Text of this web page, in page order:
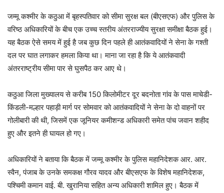
जम्मू कश्मीर के कठुआ में बृहस्पतिवार को सीमा सुरक्ष बल (बीएसएफ) और पुलिस के
वरिष्ठ अधिकारियों के बीच एक उच्च स्तरीय अंतरराज्यीय सुरक्षा समीक्षा बैठक हुई।
यह बैठक ऐसे समय में हुई है जब कुछ दिन पहले ही आतंकवादियों ने सेना के गश्ती
दल पर घात लगाकर हमला किया था। माना जा रहा है कि ये आतंकवादी
अंतरराष्ट्रीय सीमा पार से घुसपैठ कर आए थे।
कठुआ जिला मुख्यालय से करीब 150 किलोमीटर दूर बदनोता गांव के पास माचेडी-
किंडली-मल्हार पहाड़ी मार्ग पर सोमवार को आतंकवादियों ने सेना के दो वाहनों पर
गोलीबारी की थी, जिसमें एक जूनियर कमीशन्ड अधिकारी समेत पांच जवान शहीद
हुए और इतने ही घायल हो गए।
अधिकारियों ने बताया कि बैठक में जम्मू कश्मीर के पुलिस महानिदेशक आर. आर.
स्वैन, पंजाब के उनके समकक्ष गौरव यादव और बीएसएफ के विशेष महानिदेशक,
पश्चिमी कमान वाई. बी. खुरानिया सहित अन्य अधिकारी शामिल हुए। बैठक में